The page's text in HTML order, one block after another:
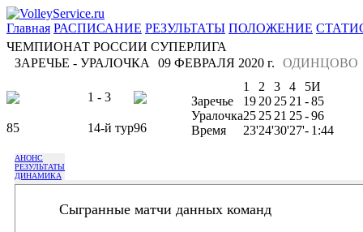
Главная РАСПИСАНИЕ РЕЗУЛЬТАТЫ ПОЛОЖЕНИЕ
ЧЕМПИОНАТ РОССИИ СУПЕРЛИГА
ЗАРЕЧЬЕ - УРАЛОЧКА
ОДИНЦОВО
09 ФЕВРАЛЯ 2020 г.
1 - 3
85 14-й тур96
1 2 3 4 5И
Заречье
19 20 25 21 -85
Уралочка25 25 21 25-96
Время
23'24'30'27'- 1:44
АНОНС
РЕЗУЛЬТАТЫ
ДИНАМИКА
Сыгранные матчи данных команд